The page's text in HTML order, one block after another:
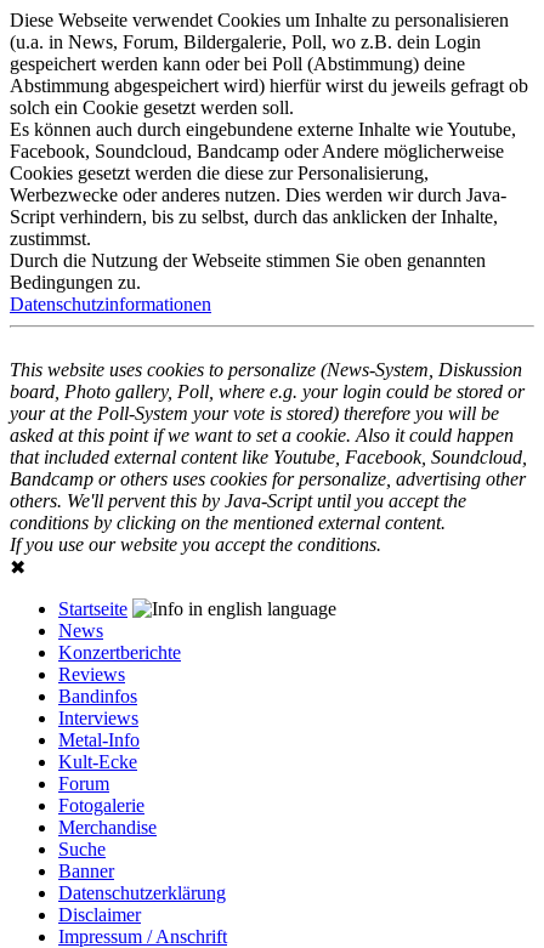
Diese Webseite verwendet Cookies um Inhalte zu personalisieren
(u.a. in News, Forum, Bildergalerie, Poll, wo z.B. dein Login
gespeichert werden kann oder bei Poll (Abstimmung) deine
Abstimmung abgespeichert wird) hierfür wirst du jeweils gefragt ob
solch ein Cookie gesetzt werden soll.
Es können auch durch eingebundene externe Inhalte wie Youtube,
Facebook, Soundcloud, Bandcamp oder Andere möglicherweise
Cookies gesetzt werden die diese zur Personalisierung,
Werbezwecke oder anderes nutzen. Dies werden wir durch Java-
Script verhindern, bis zu selbst, durch das anklicken der Inhalte,
zustimmst.
Durch die Nutzung der Webseite stimmen Sie oben genannten
Bedingungen zu.
Datenschutzinformationen
This website uses cookies to personalize (News-System, Diskussion
board, Photo gallery, Poll, where e.g. your login could be stored or
your at the Poll-System your vote is stored) therefore you will be
asked at this point if we want to set a cookie. Also it could happen
that included external content like Youtube, Facebook, Soundcloud,
Bandcamp or others uses cookies for personalize, advertising other
others. We'll pervent this by Java-Script until you accept the
conditions by clicking on the mentioned external content.
If you use our website you accept the conditions.
✖
Startseite
News
Konzertberichte
Reviews
Bandinfos
Interviews
Metal-Info
Kult-Ecke
Forum
Fotogalerie
Merchandise
Suche
Banner
Datenschutzerklärung
Disclaimer
Impressum / Anschrift